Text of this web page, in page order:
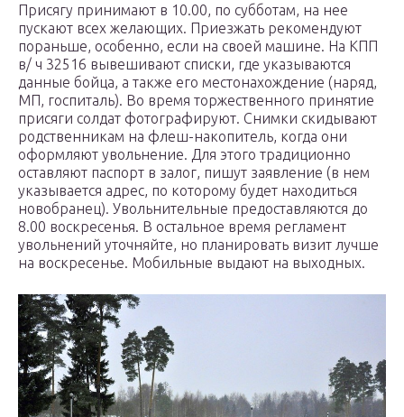
Присягу принимают в 10.00, по субботам, на нее
пускают всех желающих. Приезжать рекомендуют
пораньше, особенно, если на своей машине. На КПП
в/ ч 32516 вывешивают списки, где указываются
данные бойца, а также его местонахождение (наряд,
МП, госпиталь). Во время торжественного принятие
присяги солдат фотографируют. Снимки скидывают
родственникам на флеш-накопитель, когда они
оформляют увольнение. Для этого традиционно
оставляют паспорт в залог, пишут заявление (в нем
указывается адрес, по которому будет находиться
новобранец). Увольнительные предоставляются до
8.00 воскресенья. В остальное время регламент
увольнений уточняйте, но планировать визит лучше
на воскресенье. Мобильные выдают на выходных.